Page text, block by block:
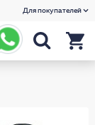
Для покупателей